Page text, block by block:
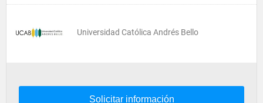
Universidad Católica Andrés Bello
Solicitar información